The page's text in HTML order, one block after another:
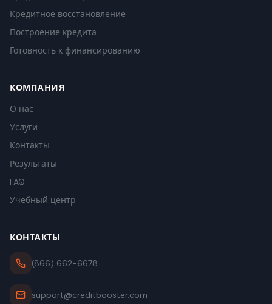
Кредитное восстановление
Построение кредита
Готовность к финансированию
КОМПАНИЯ
О нас
Услуги
Контакты
Результаты
FAQ
Учебный центр
КОНТАКТЫ
(866) 662-6678
support@creditbooster.com